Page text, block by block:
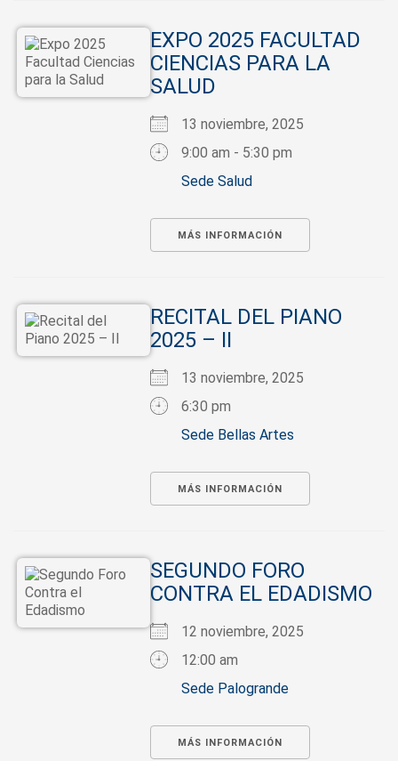
EXPO 2025 FACULTAD
CIENCIAS PARA LA
SALUD
13 noviembre, 2025
9:00 am - 5:30 pm
Sede Salud
MÁS INFORMACIÓN
RECITAL DEL PIANO
2025 – II
13 noviembre, 2025
6:30 pm
Sede Bellas Artes
MÁS INFORMACIÓN
SEGUNDO FORO
CONTRA EL EDADISMO
12 noviembre, 2025
12:00 am
Sede Palogrande
MÁS INFORMACIÓN